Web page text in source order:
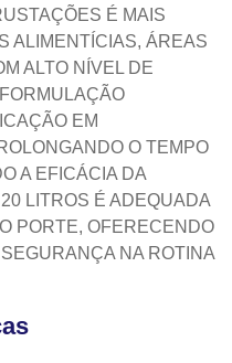
É MAIS
ALIMENTÍCIAS, ÁREAS
ALTO NÍVEL DE
EM
O TEMPO
A EFICÁCIA DA
LITROS É ADEQUADA
PORTE, OFERECENDO
NA ROTINA